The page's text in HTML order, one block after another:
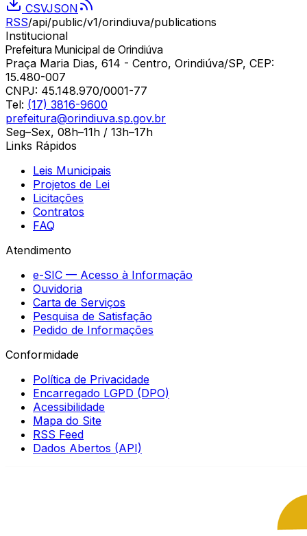
CSVJSON
RSS/api/public/v1/orindiuva/publications
Institucional
Prefeitura Municipal de Orindiúva
Praça Maria Dias, 614 - Centro, Orindiúva/SP, CEP:
15.480-007
CNPJ: 45.148.970/0001-77
Tel: (17) 3816-9600
prefeitura@orindiuva.sp.gov.br
Seg–Sex, 08h–11h / 13h–17h
Links Rápidos
Leis Municipais
Projetos de Lei
Licitações
Contratos
FAQ
Atendimento
e-SIC — Acesso à Informação
Ouvidoria
Carta de Serviços
Pesquisa de Satisfação
Pedido de Informações
Conformidade
Política de Privacidade
Encarregado LGPD (DPO)
Acessibilidade
Mapa do Site
RSS Feed
Dados Abertos (API)